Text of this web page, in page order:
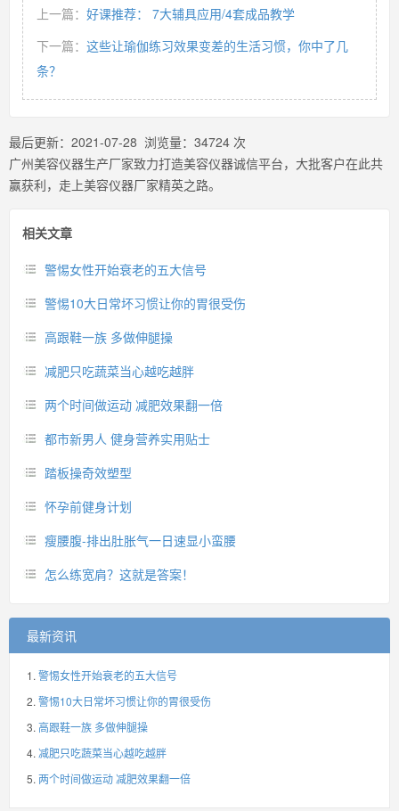
上一篇： 好课推荐： 7大辅具应用/4套成品教学
下一篇： 这些让瑜伽练习效果变差的生活习惯，你中了几
条？
最后更新： 2021-07-28 浏览量： 34724 次
广州美容仪器生产厂家致力打造美容仪器诚信平台，大批客户在此共
赢获利，走上美容仪器厂家精英之路。
相关文章
警惕女性开始衰老的五大信号
警惕10大日常坏习惯让你的胃很受伤
高跟鞋一族 多做伸腿操
减肥只吃蔬菜当心越吃越胖
两个时间做运动 减肥效果翻一倍
都市新男人 健身营养实用贴士
踏板操奇效塑型
怀孕前健身计划
瘦腰腹-排出肚胀气一日速显小蛮腰
怎么练宽肩？这就是答案！
最新资讯
警惕女性开始衰老的五大信号
警惕10大日常坏习惯让你的胃很受伤
高跟鞋一族 多做伸腿操
减肥只吃蔬菜当心越吃越胖
两个时间做运动 减肥效果翻一倍